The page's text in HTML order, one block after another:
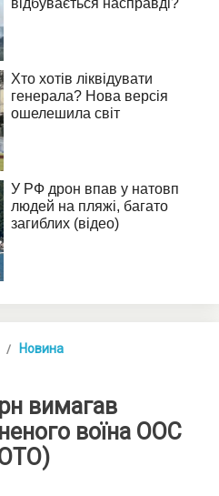
Новина
вимагав
воїна ООС